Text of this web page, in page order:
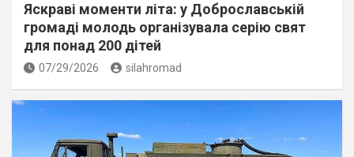
Яскраві моменти літа: у Доброславській
громаді молодь організувала серію свят
для понад 200 дітей
07/29/2026 silahromad